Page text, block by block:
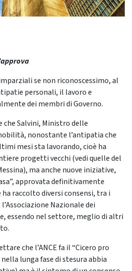
se non riconoscessimo, al
personali, il lavoro e
dei membri di Governo.
che Salvini, Ministro delle
nonostante l’antipatia che
mesi sta lavorando, cioè ha
progetti vecchi (vedi quelle del
ma anche nuove iniziative,
approvata definitivamente
raccolto diversi consensi, tra i
l’Associazione Nazionale dei
essendo nel settore, meglio di altri
che l’ANCE fa il “Cicero pro
lunga fase di stesura abbia